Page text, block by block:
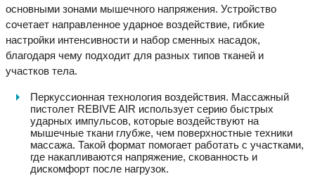
основными зонами мышечного напряжения. Устройство
сочетает направленное ударное воздействие, гибкие
настройки интенсивности и набор сменных насадок,
благодаря чему подходит для разных типов тканей и
участков тела.
Перкуссионная технология воздействия. Массажный
пистолет REBIVE AIR использует серию быстрых
ударных импульсов, которые воздействуют на
мышечные ткани глубже, чем поверхностные техники
массажа. Такой формат помогает работать с участками,
где накапливаются напряжение, скованность и
дискомфорт после нагрузок.